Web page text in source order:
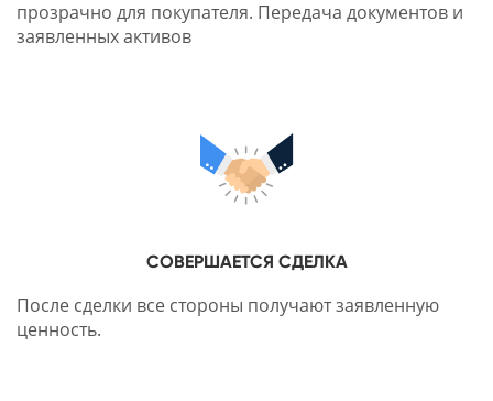
прозрачно для покупателя. Передача документов и
заявленных активов
СОВЕРШАЕТСЯ СДЕЛКА
После сделки все стороны получают заявленную
ценность.